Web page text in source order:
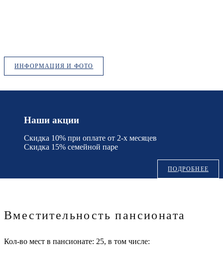
ИНФОРМАЦИЯ И ФОТО
Наши акции
Скидка 10% при оплате от 2-х месяцев
Скидка 15% семейной паре
ПОДРОБНЕЕ
Вместительность пансионата
Кол-во мест в пансионате: 25, в том числе: